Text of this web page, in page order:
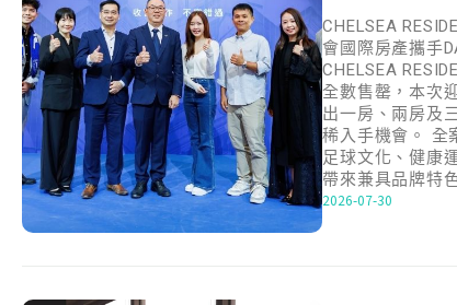
CHELSEA
會國際房產攜手
CHELSEA
全數售罄，本次
出一房、兩房及
稀入手機會。 全
足球文化、健康
帶來兼具品牌特
2026-07-30